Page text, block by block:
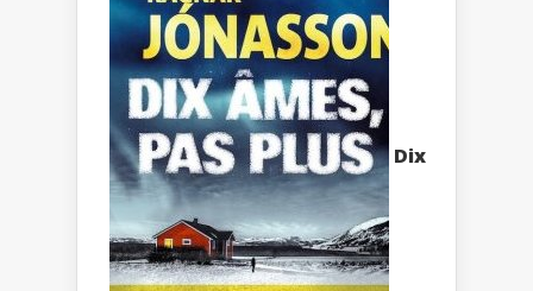
Dix